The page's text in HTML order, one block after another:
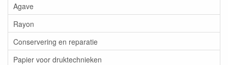
Agave
Rayon
Conservering en reparatie
Papier voor druktechnieken